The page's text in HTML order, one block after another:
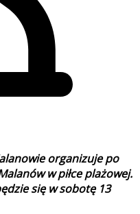
organizuje po
w piłceplażowej.
się w sobotę 13